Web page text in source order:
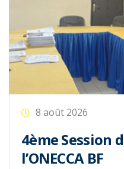
8 août 2026
4ème Session
l’ONECCA BF